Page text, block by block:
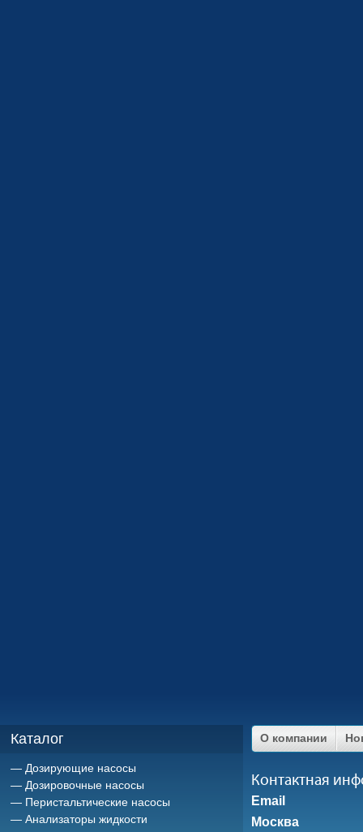
Каталог
Дозирующие насосы
Дозировочные насосы
Перистальтические насосы
Анализаторы жидкости
О компании
Контактная
Email
Москва